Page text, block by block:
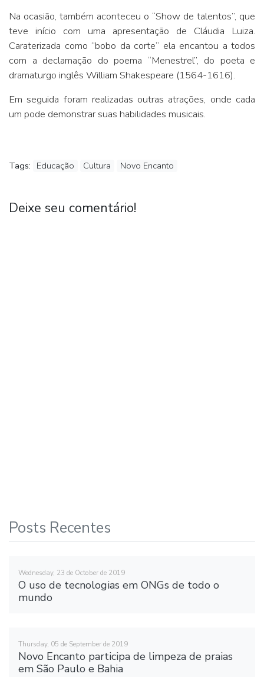
Na ocasião, também aconteceu o “Show de talentos”, que
teve início com uma apresentação de Cláudia Luiza.
Caraterizada como “bobo da corte’’ ela encantou a todos
com a declamação do poema “Menestrel”, do poeta e
dramaturgo inglês William Shakespeare (1564-1616).
Em seguida foram realizadas outras atrações, onde cada
um pode demonstrar suas habilidades musicais.
Tags: Educação Cultura Novo Encanto
Deixe seu comentário!
Posts Recentes
Wednesday, 23 de October de 2019
O uso de tecnologias em ONGs de todo o
mundo
Thursday, 05 de September de 2019
Novo Encanto participa de limpeza de praias
em São Paulo e Bahia